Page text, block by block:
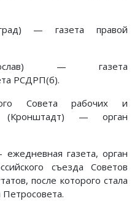
— газета правой
— газета
РСДРП(б).
Совета рабочих и
(Кронштадт) — орган
газета, орган
съезда Советов
после которого стала